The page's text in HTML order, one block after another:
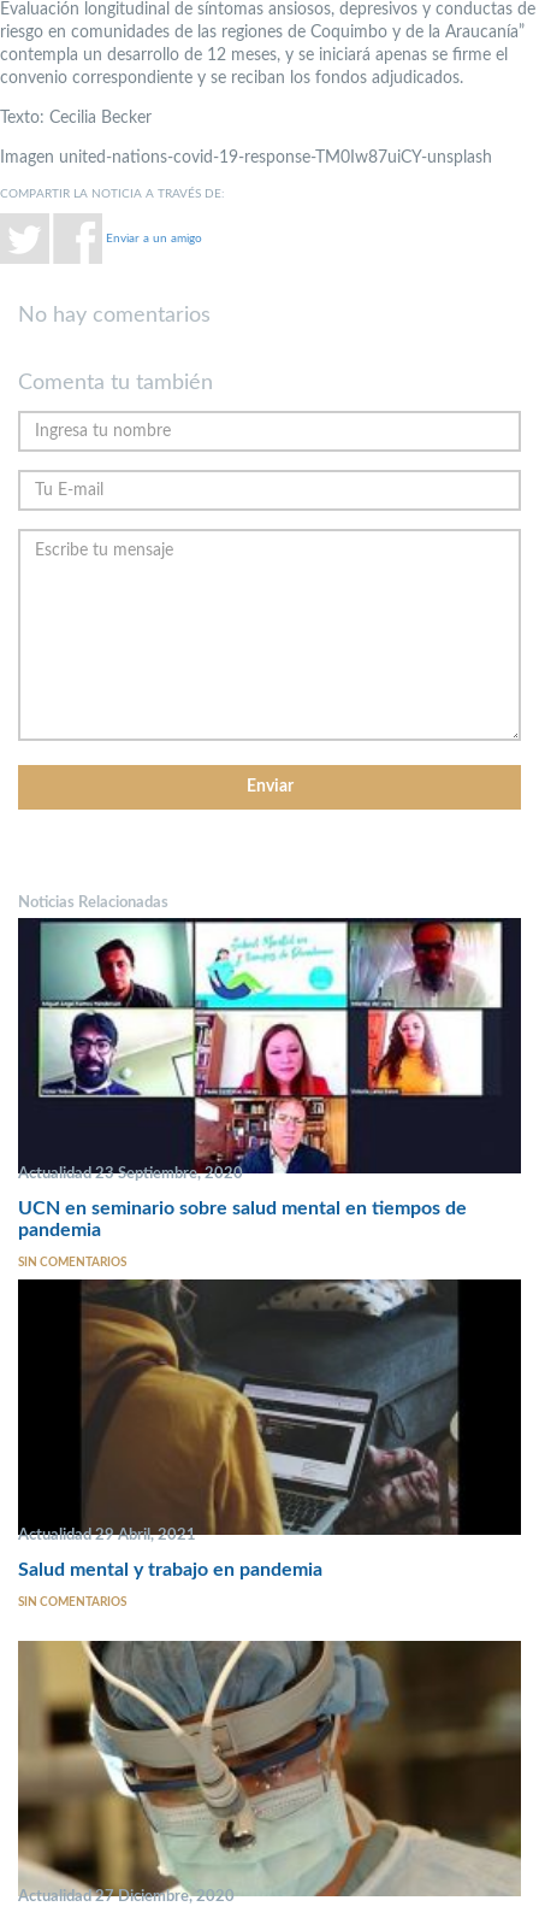
Evaluación longitudinal de síntomas ansiosos, depresivos y conductas de
riesgo en comunidades de las regiones de Coquimbo y de la Araucanía”
contempla un desarrollo de 12 meses, y se iniciará apenas se firme el
convenio correspondiente y se reciban los fondos adjudicados.
Texto: Cecilia Becker
Imagen united-nations-covid-19-response-TM0Iw87uiCY-unsplash
COMPARTIR LA NOTICIA A TRAVÉS DE:
Enviar a un amigo
No hay comentarios
Comenta tu también
Noticias Relacionadas
Actualidad 23 Septiembre, 2020
UCN en seminario sobre salud mental en tiempos de
pandemia
SIN COMENTARIOS
Actualidad 29 Abril, 2021
Salud mental y trabajo en pandemia
SIN COMENTARIOS
Actualidad 27 Diciembre, 2020